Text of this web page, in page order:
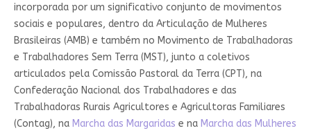
incorporada por um significativo conjunto de movimentos
sociais e populares, dentro da Articulação de Mulheres
Brasileiras (AMB) e também no Movimento de Trabalhadoras
e Trabalhadores Sem Terra (MST), junto a coletivos
articulados pela Comissão Pastoral da Terra (CPT), na
Confederação Nacional dos Trabalhadores e das
Trabalhadoras Rurais Agricultores e Agricultoras Familiares
(Contag), na Marcha das Margaridas e na Marcha das Mulheres